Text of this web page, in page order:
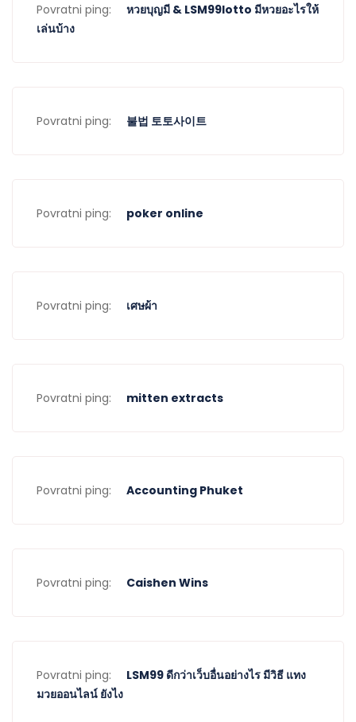
Povratni ping:
หวยบุญมี & LSM99lotto มีหวยอะไรให้
เล่นบ้าง
Povratni ping: 불법 토토사이트
Povratni ping: poker online
Povratni ping: เศษผ้า
Povratni ping: mitten extracts
Povratni ping: Accounting Phuket
Povratni ping: Caishen Wins
Povratni ping:
LSM99 ดีกว่าเว็บอื่นอย่างไร มีวิธี แทง
มวยออนไลน์ ยังไง